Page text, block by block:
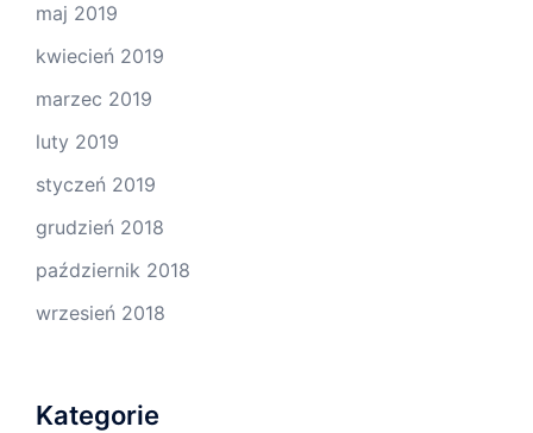
maj 2019
kwiecień 2019
marzec 2019
luty 2019
styczeń 2019
grudzień 2018
październik 2018
wrzesień 2018
Kategorie